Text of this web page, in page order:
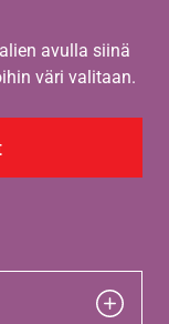
avulla siinä
väri valitaan.